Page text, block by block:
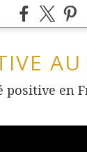
en